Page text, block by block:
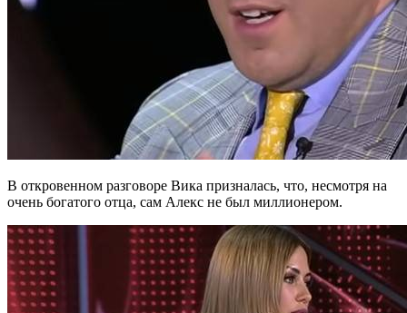
В откровенном разговоре Вика призналась, что, несмотря на
очень богатого отца, сам Алекс не был миллионером.